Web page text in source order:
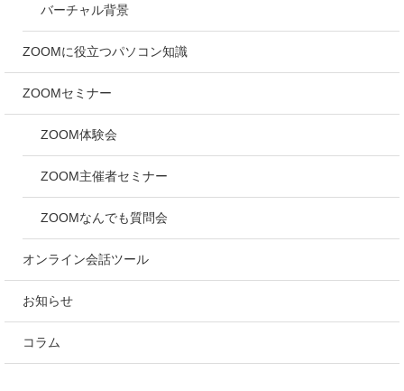
バーチャル背景
ZOOMに役立つパソコン知識
ZOOMセミナー
ZOOM体験会
ZOOM主催者セミナー
ZOOMなんでも質問会
オンライン会話ツール
お知らせ
コラム